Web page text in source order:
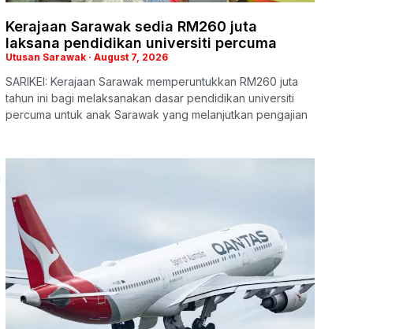
Kerajaan Sarawak sedia RM260 juta
laksana pendidikan universiti percuma
Utusan Sarawak August 7, 2026
SARIKEI: Kerajaan Sarawak memperuntukkan RM260 juta
tahun ini bagi melaksanakan dasar pendidikan universiti
percuma untuk anak Sarawak yang melanjutkan pengajian